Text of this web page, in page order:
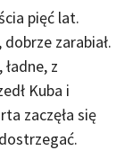
pięć lat.
zarabiał.
z
Kuba i
zaczęła się